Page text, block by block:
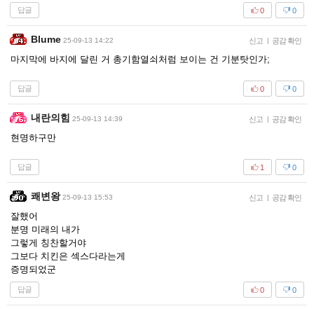
답글 0
0
Blume 25-09-13 14:22 신고 | 공감 확인
마지막에 바지에 달린 거 총기함열쇠처럼 보이는 건 기분탓인가;
답글 0
0
내란의힘 25-09-13 14:39 신고 | 공감 확인
현명하구만
답글 0
1
쾌변왕 25-09-13 15:53 신고 | 공감 확인
잘했어
분명 미래의 내가
그렇게 칭찬할거야
그보다 치킨은 섹스다라는게
증명되었군
답글 0
0